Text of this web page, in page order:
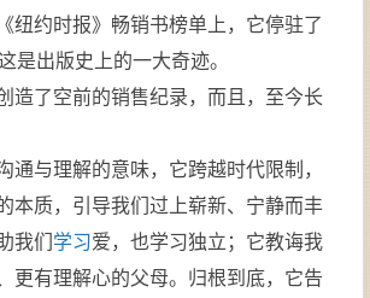
纽约时报》畅销书榜单上，它停驻了
是出版史上的一大奇迹。
造了空前的销售纪录，而且，至今长
通与理解的意味，它跨越时代限制，
本质，引导我们过上崭新、宁静而丰
我们 学习爱，也学习独立；它教诲我
更有理解心的父母。归根到底，它告